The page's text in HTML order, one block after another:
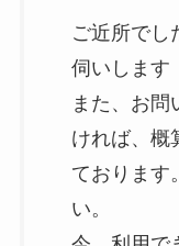
ご近所でし
伺いします
また、お問
ければ、概
ております
い。